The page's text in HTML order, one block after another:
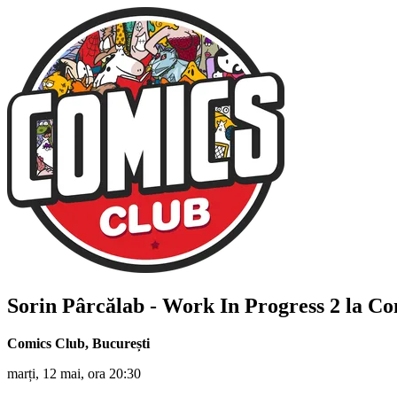
Sorin Pârcălab - Work In Progress 2 la
Comics Club, București
marți, 12 mai, ora 20:30